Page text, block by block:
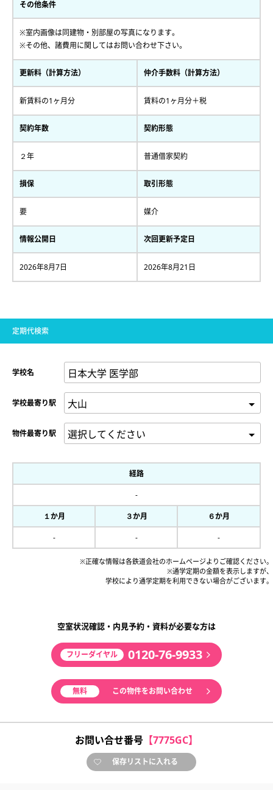
その他条件
※室内画像は同建物・別部屋の写真になります。
※その他、諸費用に関してはお問い合わせ下さい。
更新料（計算方法）
新賃料の1ヶ月分
仲介手数料（計算方法）
賃料の1ヶ月分＋税
契約年数
２年
契約形態
普通借家契約
損保
要
取引形態
媒介
情報公開日
2026年8月7日
次回更新予定日
2026年8月21日
定期代検索
学校名
学校最寄り駅
物件最寄り駅
経路
-
１か月 ３か月 ６か月
- - -
※正確な情報は各鉄道会社のホームページよりご確認ください。
※通学定期の金額を表示しますが、
学校により通学定期を利用できない場合がございます。
空室状況確認・内見予約・資料が必要な方は
フリーダイヤル 0120-76-9933
無料 この物件をお問い合わせ
お問い合せ番号 【7775GC】
保存リストに入れる